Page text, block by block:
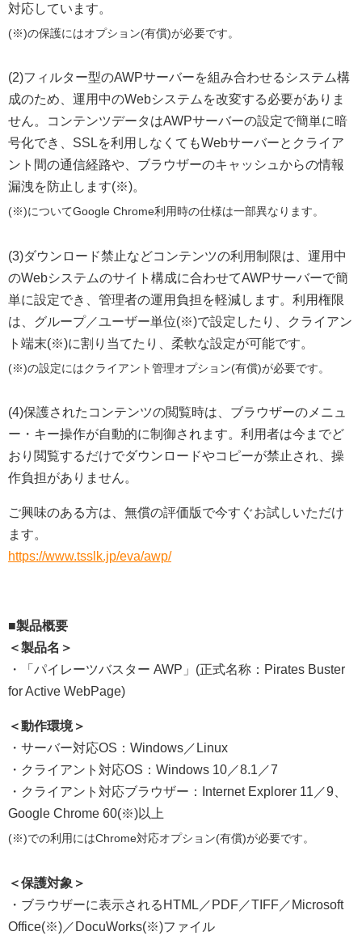
対応しています。
(※)の保護にはオプション(有償)が必要です。
(2)フィルター型のAWPサーバーを組み合わせるシステム構
成のため、運用中のWebシステムを改変する必要がありま
せん。コンテンツデータはAWPサーバーの設定で簡単に暗
号化でき、SSLを利用しなくてもWebサーバーとクライア
ント間の通信経路や、ブラウザーのキャッシュからの情報
漏洩を防止します(※)。
(※)についてGoogle Chrome利用時の仕様は一部異なります。
(3)ダウンロード禁止などコンテンツの利用制限は、運用中
のWebシステムのサイト構成に合わせてAWPサーバーで簡
単に設定でき、管理者の運用負担を軽減します。利用権限
は、グループ／ユーザー単位(※)で設定したり、クライアン
ト端末(※)に割り当てたり、柔軟な設定が可能です。
(※)の設定にはクライアント管理オプション(有償)が必要です。
(4)保護されたコンテンツの閲覧時は、ブラウザーのメニュ
ー・キー操作が自動的に制御されます。利用者は今までど
おり閲覧するだけでダウンロードやコピーが禁止され、操
作負担がありません。
ご興味のある方は、無償の評価版で今すぐお試しいただけ
ます。
https://www.tsslk.jp/eva/awp/
■製品概要
＜製品名＞
・「パイレーツバスター AWP」(正式名称：Pirates Buster
for Active WebPage)
＜動作環境＞
・サーバー対応OS：Windows／Linux
・クライアント対応OS：Windows 10／8.1／7
・クライアント対応ブラウザー：Internet Explorer 11／9、
Google Chrome 60(※)以上
(※)での利用にはChrome対応オプション(有償)が必要です。
＜保護対象＞
・ブラウザーに表示されるHTML／PDF／TIFF／Microsoft
Office(※)／DocuWorks(※)ファイル